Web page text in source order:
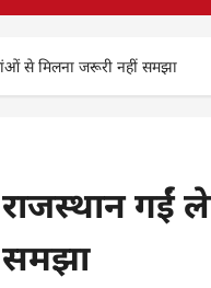
से मिलना जरूरी नहीं समझा
राजस्थान गईं
समझा